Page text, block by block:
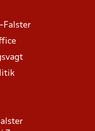
Falster